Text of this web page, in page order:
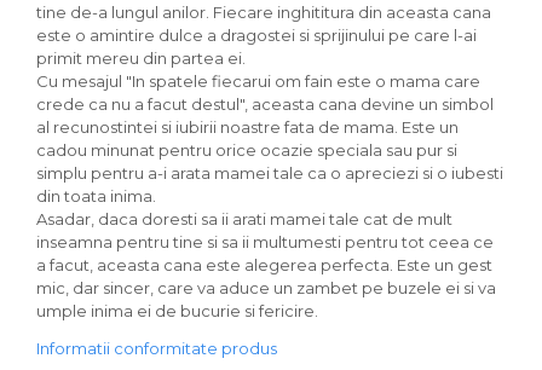
tine de-a lungul anilor. Fiecare inghititura din aceasta cana
este o amintire dulce a dragostei si sprijinului pe care l-ai
primit mereu din partea ei.
Cu mesajul "In spatele fiecarui om fain este o mama care
crede ca nu a facut destul", aceasta cana devine un simbol
al recunostintei si iubirii noastre fata de mama. Este un
cadou minunat pentru orice ocazie speciala sau pur si
simplu pentru a-i arata mamei tale ca o apreciezi si o iubesti
din toata inima.
Asadar, daca doresti sa ii arati mamei tale cat de mult
inseamna pentru tine si sa ii multumesti pentru tot ceea ce
a facut, aceasta cana este alegerea perfecta. Este un gest
mic, dar sincer, care va aduce un zambet pe buzele ei si va
umple inima ei de bucurie si fericire.
Informatii conformitate produs